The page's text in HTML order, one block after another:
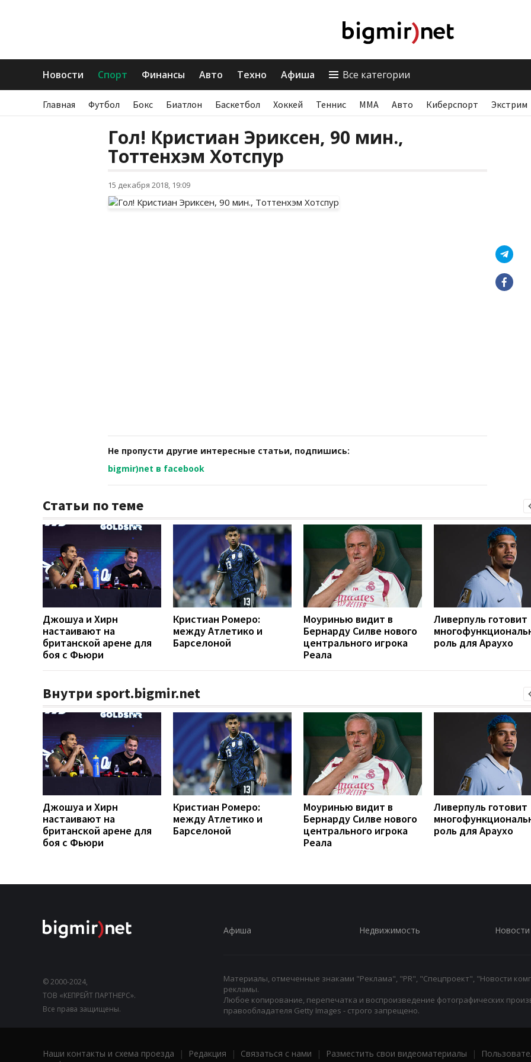
Новости Спорт Финансы Авто Техно Афиша Все категории
Главная Футбол Бокс Биатлон Баскетбол Хоккей Теннис ММА Авто Киберспорт Экстрим
Гол! Кристиан Эриксен, 90 мин.,
Тоттенхэм Хотспур
15 декабря 2018, 19:09
Не пропусти другие интересные статьи, подпишись:
bigmir)net в facebook
Статьи по теме
Джошуа и Хирн
настаивают на
британской арене для
боя с Фьюри
Кристиан Ромеро:
между Атлетико и
Барселоной
Моуринью видит в
Бернарду Силве нового
центрального игрока
Реала
Ливерпуль готовит
роль для Араухо
Внутри sport.bigmir.net
Джошуа и Хирн
настаивают на
британской арене для
боя с Фьюри
Кристиан Ромеро:
между Атлетико и
Барселоной
Моуринью видит в
Бернарду Силве нового
центрального игрока
Реала
Ливерпуль готовит
роль для Араухо
© 2000-2024,
ТОВ «КЕПРЕЙТ ПАРТНЕРС».
Все права защищены.
Афиша Недвижимость Новости
Материалы, отмеченные знаками "Реклама", "PR", "Спецпроект", "Новости
рекламы.
Любое копирование, перепечатка и воспроизведение фотографических
правообладателя Getty Images - строго запрещено.
Наши контакты и схема проезда | Редакция | Связаться с нами | Разместить свои видеоматериалы |